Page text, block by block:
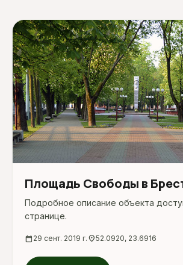
Площадь Свободы в
Подробное описание объекта
странице.
calendar_today 29 сент. 2019 г. location_on52.0920, 23.6916